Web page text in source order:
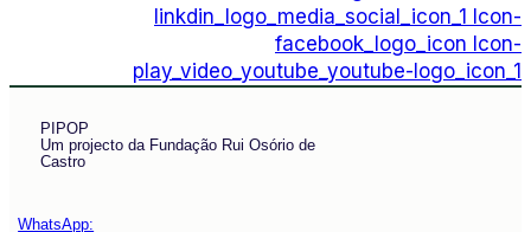
linkdin_logo_media_social_icon_1
Icon-
facebook_logo_icon Icon-
play_video_youtube_youtube-logo_icon_1
PIPOP
Um projecto da Fundação Rui Osório de
Castro
WhatsApp: